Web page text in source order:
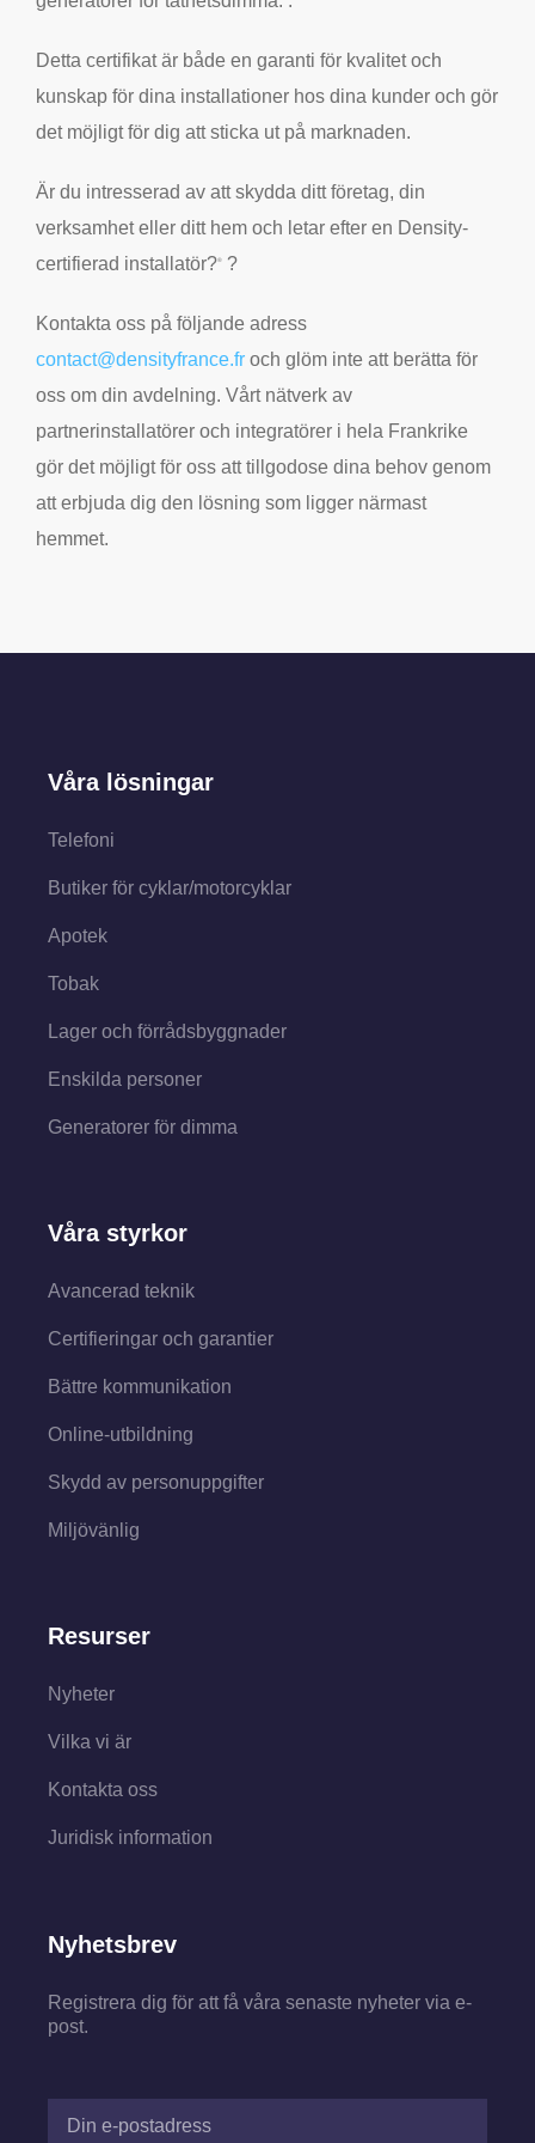
Detta certifikat är både en garanti för kvalitet och
kunskap för dina installationer hos dina kunder och gör
det möjligt för dig att sticka ut på marknaden.
Är du intresserad av att skydda ditt företag, din
verksamhet eller ditt hem och letar efter en Density-
certifierad installatör?® ?
Kontakta oss på följande adress
contact@densityfrance.fr och glöm inte att berätta för
oss om din avdelning. Vårt nätverk av
partnerinstallatörer och integratörer i hela Frankrike
gör det möjligt för oss att tillgodose dina behov genom
att erbjuda dig den lösning som ligger närmast
hemmet.
Våra lösningar
Telefoni
Butiker för cyklar/motorcyklar
Apotek
Tobak
Lager och förrådsbyggnader
Enskilda personer
Generatorer för dimma
Våra styrkor
Avancerad teknik
Certifieringar och garantier
Bättre kommunikation
Online-utbildning
Skydd av personuppgifter
Miljövänlig
Resurser
Nyheter
Vilka vi är
Kontakta oss
Juridisk information
Nyhetsbrev
Registrera dig för att få våra senaste nyheter via e-
post.